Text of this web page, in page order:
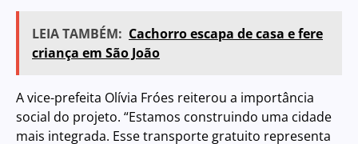
LEIA TAMBÉM: Cachorro escapa de casa e fere
criança em São João
A vice-prefeita Olívia Fróes reiterou a importância
social do projeto. “Estamos construindo uma cidade
mais integrada. Esse transporte gratuito representa